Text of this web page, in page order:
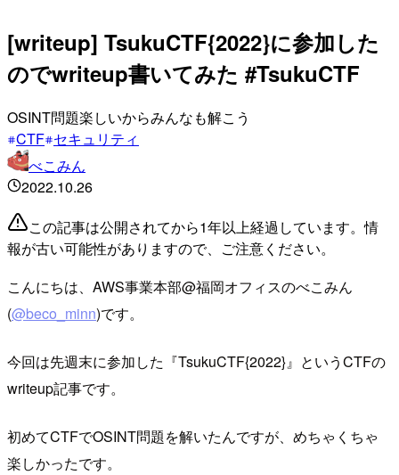
[writeup] TsukuCTF{2022}に参加した
のでwriteup書いてみた #TsukuCTF
OSINT問題楽しいからみんなも解こう
CTF セキュリティ
べこみん
2022.10.26
この記事は公開されてから1年以上経過しています。情
報が古い可能性がありますので、ご注意ください。
こんにちは、AWS事業本部@福岡オフィスのべこみん
(@beco_minn)です。
今回は先週末に参加した『TsukuCTF{2022}』というCTFの
writeup記事です。
初めてCTFでOSINT問題を解いたんですが、めちゃくちゃ
楽しかったです。